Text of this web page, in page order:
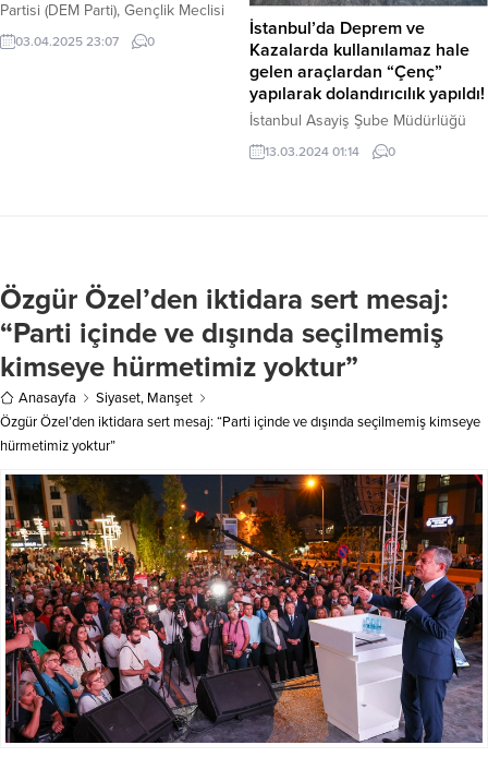
Partisi (DEM Parti), Gençlik Meclisi
tarafından Abdullah Öcalan’ın
doğum günü vesilesiyle
03.04.2025 23:07 0
İstanbul’da Deprem ve
Kazalarda kullanılamaz hale
gelen araçlardan “Çenç”
yapılarak dolandırıcılık yapıldı!
İstanbul Asayiş Şube Müdürlüğü
Oto Hırsızlığı Büro Amirliği
tarafından yapılan çalışmalar
dolandırıcılık yapıldığı ortaya çıktı.
Suç örgütü üyelerinin yurt dışından
getirdikleri veya çalıntı ve hacizli
araçları kullanarak change (çenç)...
13.03.2024 01:14 0
Özgür Özel’den iktidara sert mesaj:
“Parti içinde ve dışında seçilmemiş
kimseye hürmetimiz yoktur”
Anasayfa Siyaset, Manşet
Özgür Özel’den iktidara sert mesaj: “Parti içinde ve dışında seçilmemiş kimseye
hürmetimiz yoktur”